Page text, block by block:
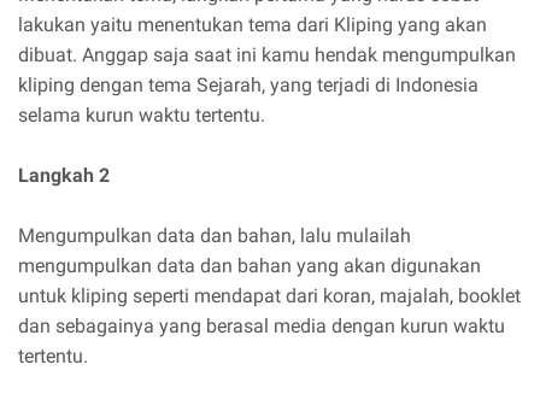
lakukan yaitu menentukan tema dari Kliping yang akan
dibuat. Anggap saja saat ini kamu hendak mengumpulkan
kliping dengan tema Sejarah, yang terjadi di Indonesia
selama kurun waktu tertentu.
Langkah 2
Mengumpulkan data dan bahan, lalu mulailah
mengumpulkan data dan bahan yang akan digunakan
untuk kliping seperti mendapat dari koran, majalah, booklet
dan sebagainya yang berasal media dengan kurun waktu
tertentu.